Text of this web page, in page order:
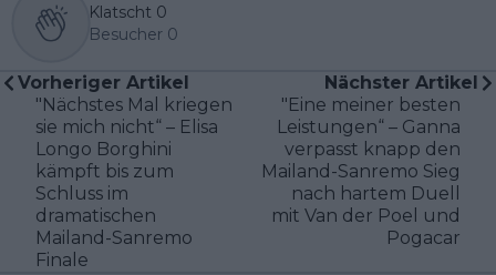
Klatscht 0
Besucher 0
Vorheriger Artikel
"Nächstes Mal kriegen
sie mich nicht“ – Elisa
Longo Borghini
kämpft bis zum
Schluss im
dramatischen
Mailand-Sanremo
Finale
Nächster Artikel
"Eine meiner besten
Leistungen“ – Ganna
verpasst knapp den
Mailand-Sanremo Sieg
nach hartem Duell
mit Van der Poel und
Pogacar